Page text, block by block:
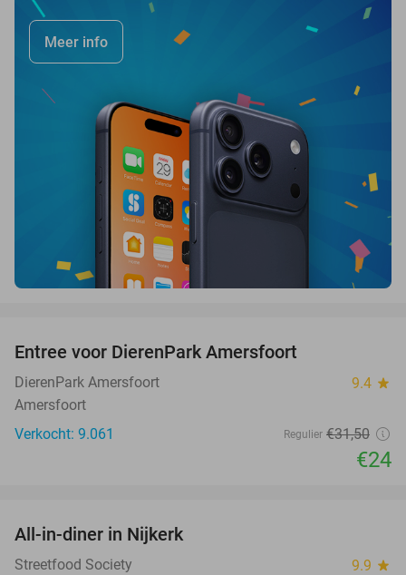
Meer info
Entree voor DierenPark Amersfoort
DierenPark Amersfoort 9.4 star
Amersfoort
Verkocht: 9.061
Regulier €31,50
€24
All-in-diner in Nijkerk
Streetfood Society 9.9 star